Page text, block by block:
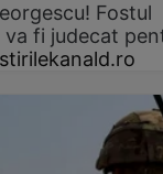
Fostul
fi judecat